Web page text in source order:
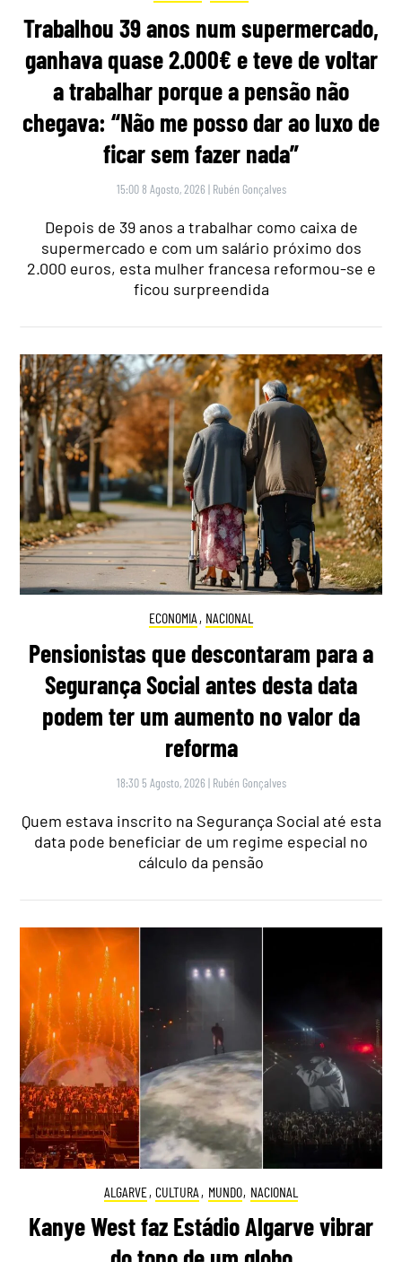
Trabalhou 39 anos num supermercado,
ganhava quase 2.000€ e teve de voltar
a trabalhar porque a pensão não
chegava: “Não me posso dar ao luxo de
ficar sem fazer nada”
15:00 8 Agosto, 2026 | Rubén Gonçalves
Depois de 39 anos a trabalhar como caixa de
supermercado e com um salário próximo dos
2.000 euros, esta mulher francesa reformou-se e
ficou surpreendida
ECONOMIA , NACIONAL
Pensionistas que descontaram para a
Segurança Social antes desta data
podem ter um aumento no valor da
reforma
18:30 5 Agosto, 2026 | Rubén Gonçalves
Quem estava inscrito na Segurança Social até esta
data pode beneficiar de um regime especial no
cálculo da pensão
ALGARVE, CULTURA , MUNDO, NACIONAL
Kanye West faz Estádio Algarve vibrar